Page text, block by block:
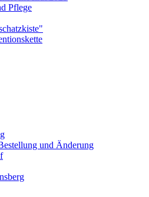
Pflege
und Änderung